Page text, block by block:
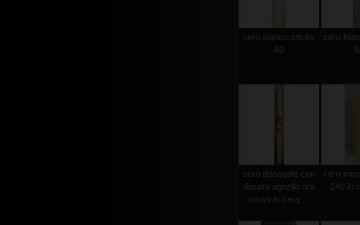
cero bianco cm.6x
60
cero
cero pasquale con
decoro agnello oro
rosso in cera ...
cero
240 in